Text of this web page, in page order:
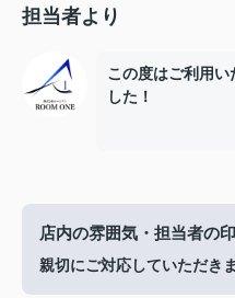
担当者より
この度はご利用い
した！
店内の雰囲気・担当者の
親切にご対応していただきま